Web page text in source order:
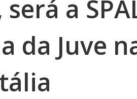
a
da Juve